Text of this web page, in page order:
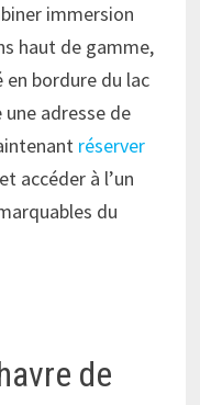
immersion
haut de gamme,
en bordure du lac
adresse de
réserver
et accéder à l’un
du
de